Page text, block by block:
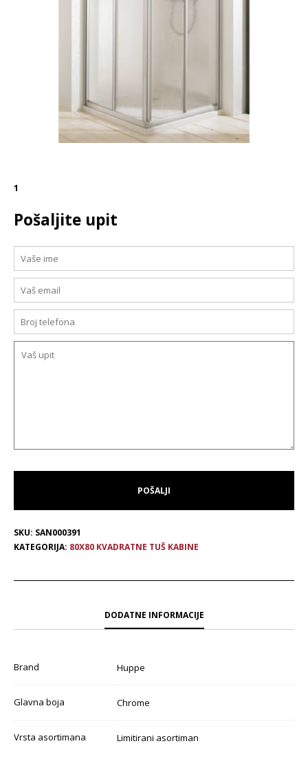
1
Pošaljite upit
SKU: SAN000391
KATEGORIJA: 80X80 KVADRATNE TUŠ KABINE
DODATNE INFORMACIJE
Brand Huppe
Glavna boja Chrome
Vrsta asortimana Limitirani asortiman